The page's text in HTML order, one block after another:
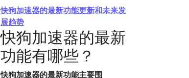
快狗加速器的最新功能更新和未来发
展趋势
快狗加速器的最新
功能有哪些？
快狗加速器的最新功能主要围